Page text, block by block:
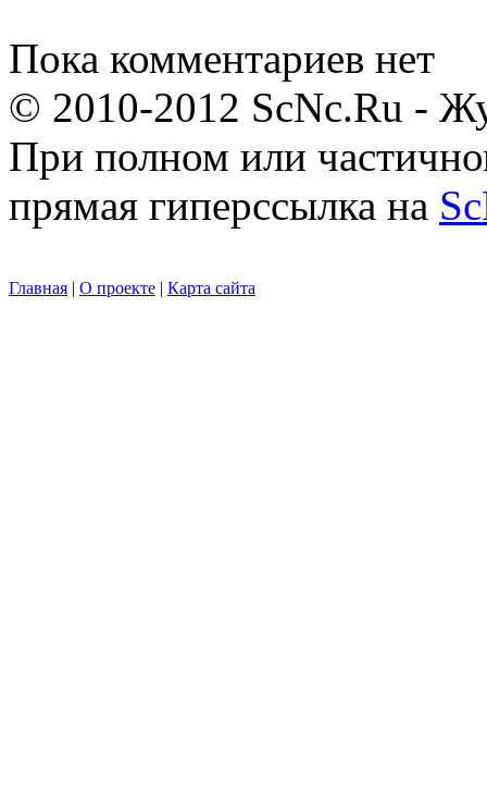
Пока комментариев нет
© 2010-2012 ScNc.Ru -
При полном или
прямая гиперссылка на
Главная | О проекте | Карта сайта